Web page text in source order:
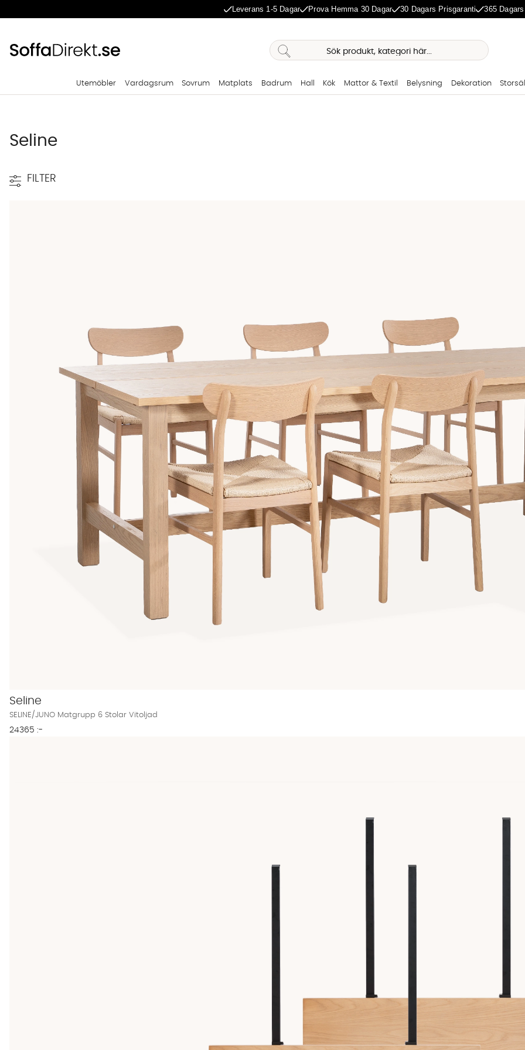
Leverans 1-5 Dagar Prova Hemma 30 Dagar 30 Dagars Prisgaranti 365
Utemöbler Vardagsrum Sovrum Matplats Badrum Hall Kök Mattor & Textil Belysning Dekoration
Seline
FILTER
Seline
SELINE/JUNO Matgrupp 6 Stolar Vitoljad
24365 :-